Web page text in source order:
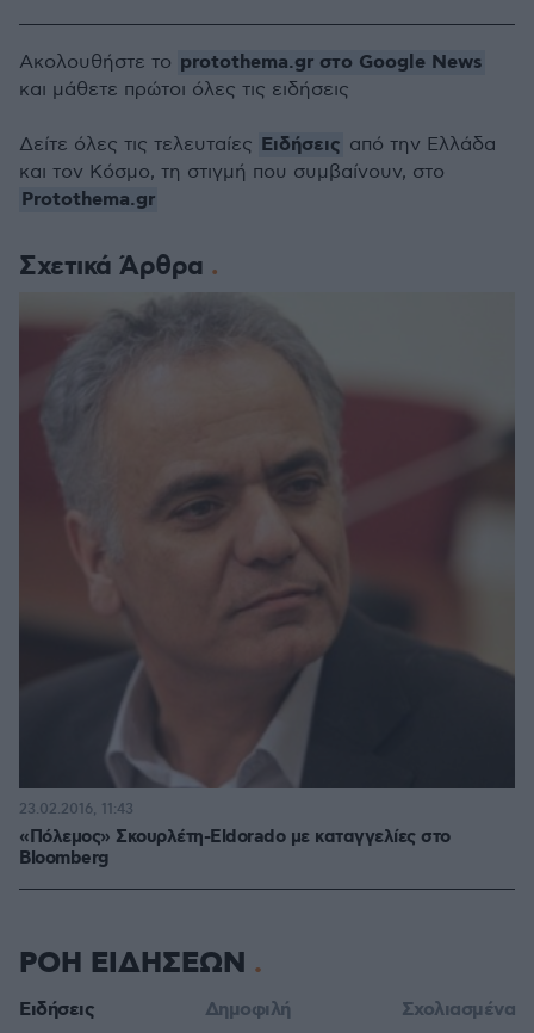
Σχετικά Άρθρα
«Πόλεμος» Σκουρλέτη-Eldorado με καταγγελίες στο
Bloomberg
23.02.2016, 11:43
Ακολουθήστε το protothema.gr στο Google News
και μάθετε πρώτοι όλες τις ειδήσεις
Δείτε όλες τις τελευταίες Ειδήσεις από την Ελλάδα
και τον Κόσμο, τη στιγμή που συμβαίνουν, στο
Protothema.gr
ΡΟΗ ΕΙΔΗΣΕΩΝ
Ειδήσεις Δημοφιλή Σχολιασμένα